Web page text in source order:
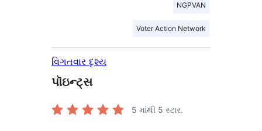
NGPVAN
Voter Action Network
વિગતવાર દૃશ્ય
પૉઇન્ટ્સ
5 માંથી 5 સ્ટાર.